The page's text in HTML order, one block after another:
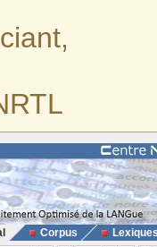
Corpus